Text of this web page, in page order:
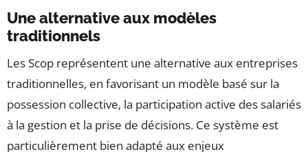
Une alternative aux modèles
traditionnels
Les Scop représentent une alternative aux entreprises
traditionnelles, en favorisant un modèle basé sur la
possession collective, la participation active des salariés
à la gestion et la prise de décisions. Ce système est
particulièrement bien adapté aux enjeux